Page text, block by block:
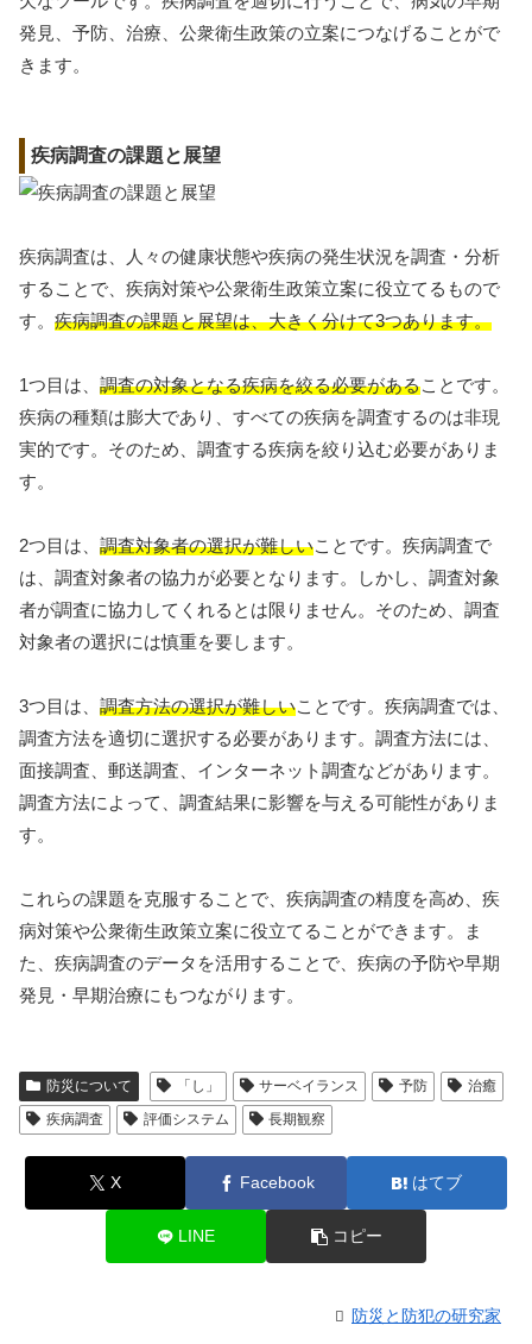
発見、予防、治療、公衆衛生政策の立案につなげることがで
きます。
疾病調査の課題と展望
疾病調査は、人々の健康状態や疾病の発生状況を調査・分析
することで、疾病対策や公衆衛生政策立案に役立てるもので
す。 疾病調査の課題と展望は、大きく分けて3つあります。
1つ目は、 調査の対象となる疾病を絞る必要があることです。
疾病の種類は膨大であり、すべての疾病を調査するのは非現
実的です。そのため、調査する疾病を絞り込む必要がありま
す。
2つ目は、 調査対象者の選択が難しいことです。疾病調査で
は、調査対象者の協力が必要となります。しかし、調査対象
者が調査に協力してくれるとは限りません。そのため、調査
対象者の選択には慎重を要します。
3つ目は、 調査方法の選択が難しいことです。疾病調査では、
調査方法を適切に選択する必要があります。調査方法には、
面接調査、郵送調査、インターネット調査などがあります。
調査方法によって、調査結果に影響を与える可能性がありま
す。
これらの課題を克服することで、疾病調査の精度を高め、疾
病対策や公衆衛生政策立案に役立てることができます。ま
た、疾病調査のデータを活用することで、疾病の予防や早期
発見・早期治療にもつながります。
防災について 「し」 サーベイランス 予防
治癒
疾病調査
評価システム 長期観察
X Facebook はてブ
LINE コピー
防災と防犯の研究家